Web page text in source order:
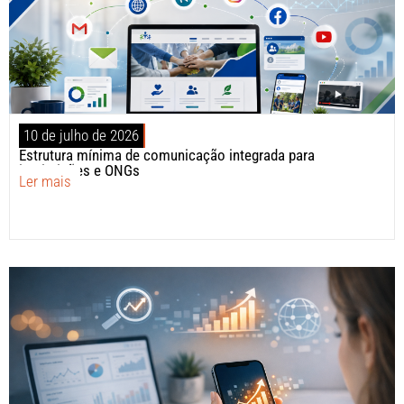
10 de julho de 2026
Estrutura mínima de comunicação integrada para
instituições e ONGs
Ler mais